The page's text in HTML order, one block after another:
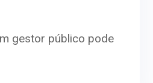
gestor público pode